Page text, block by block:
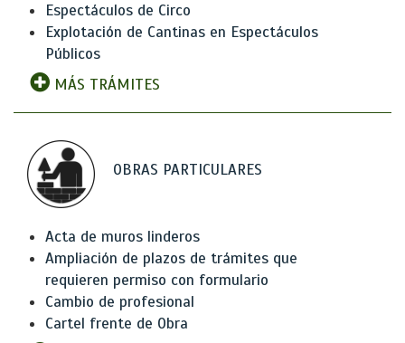
Espectáculos de Circo
Explotación de Cantinas en Espectáculos
Públicos
MÁS TRÁMITES
OBRAS PARTICULARES
Acta de muros linderos
Ampliación de plazos de trámites que
requieren permiso con formulario
Cambio de profesional
Cartel frente de Obra